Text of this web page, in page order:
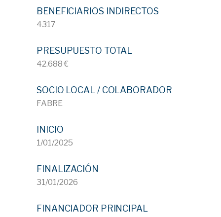
BENEFICIARIOS INDIRECTOS
4317
PRESUPUESTO TOTAL
42.688 €
SOCIO LOCAL / COLABORADOR
FABRE
INICIO
1/01/2025
FINALIZACIÓN
31/01/2026
FINANCIADOR PRINCIPAL